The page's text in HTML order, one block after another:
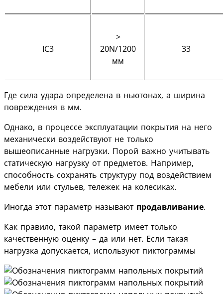
IC3
>
20N/1200
мм
33
Где сила удара определена в ньютонах, а ширина
повреждения в мм.
Однако, в процессе эксплуатации покрытия на него
механически воздействуют не только
вышеописанные нагрузки. Порой важно учитывать
статическую нагрузку от предметов. Например,
способность сохранять структуру под воздействием
мебели или стульев, тележек на колесиках.
Иногда этот параметр называют продавливание.
Как правило, такой параметр имеет только
качественную оценку – да или нет. Если такая
нагрузка допускается, используют пиктограммы